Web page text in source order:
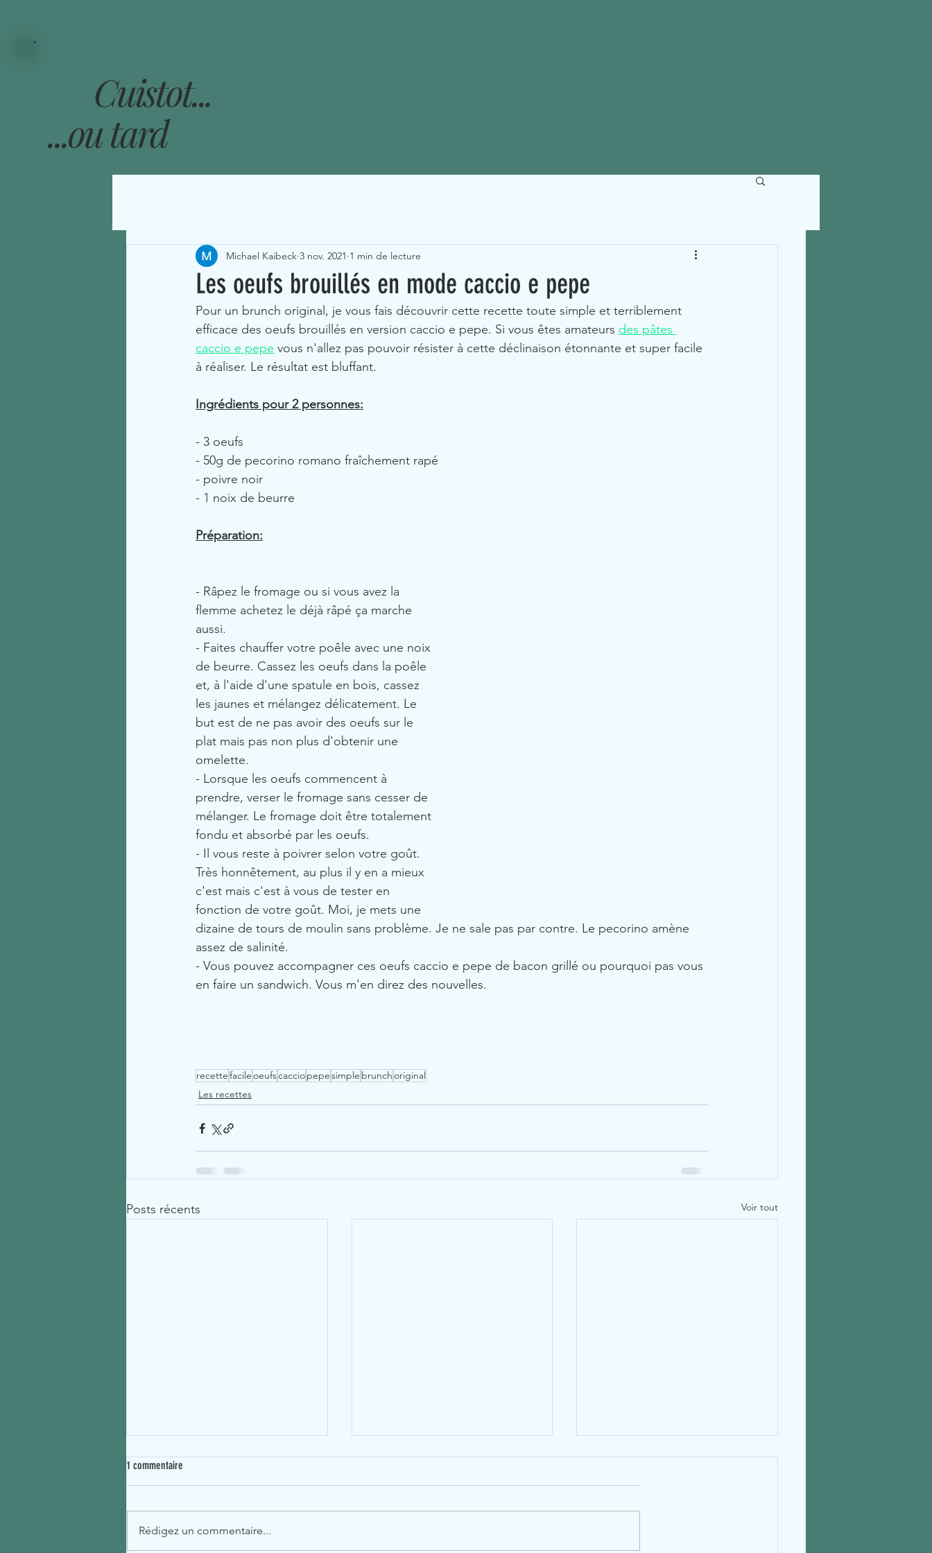
Les oeufs brouillés en mode caccio e pepe
Michael Kaibeck 3 nov. 2021 1 min de lecture
Pour un brunch original, je vous fais découvrir cette recette toute simple et terriblement
efficace des oeufs brouillés en version caccio e pepe. Si vous êtes amateurs des pâtes
caccio e pepe vous n'allez pas pouvoir résister à cette déclinaison étonnante et super facile
à réaliser. Le résultat est bluffant.
Ingrédients pour 2 personnes:
- 3 oeufs
- 50g de pecorino romano fraîchement rapé
- poivre noir
- 1 noix de beurre
Préparation:
- Râpez le fromage ou si vous avez la
flemme achetez le déjà râpé ça marche
aussi.
- Faites chauffer votre poêle avec une noix
de beurre. Cassez les oeufs dans la poêle
et, à l'aide d'une spatule en bois, cassez
les jaunes et mélangez délicatement. Le
but est de ne pas avoir des oeufs sur le
plat mais pas non plus d'obtenir une
omelette.
- Lorsque les oeufs commencent à
prendre, verser le fromage sans cesser de
mélanger. Le fromage doit être totalement
fondu et absorbé par les oeufs.
- Il vous reste à poivrer selon votre goût.
Très honnêtement, au plus il y en a mieux
c'est mais c'est à vous de tester en
fonction de votre goût. Moi, je mets une
dizaine de tours de moulin sans problème. Je ne sale pas par contre. Le pecorino amène
assez de salinité.
- Vous pouvez accompagner ces oeufs caccio e pepe de bacon grillé ou pourquoi pas vous
en faire un sandwich. Vous m'en direz des nouvelles.
recettefacileoeufscacciopepesimple brunchoriginal
Les recettes
Posts récents Voir tout
1 commentaire
Rédigez un commentaire...
Cuistot...
...ou tard